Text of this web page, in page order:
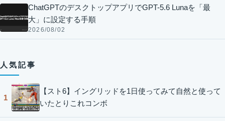
ChatGPTのデスクトップアプリでGPT-5.6 Lunaを「最
大」に設定する手順
2026/08/02
人気記事
1
【スト6】イングリッドを1日使ってみて自然と使って
いたとりこれコンボ